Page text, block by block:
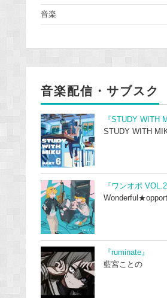
音楽
音楽配信・サブスク
『STUDY WITH
STUDY WITH
『ワンオポ
『ruminate』
藍宮ことの